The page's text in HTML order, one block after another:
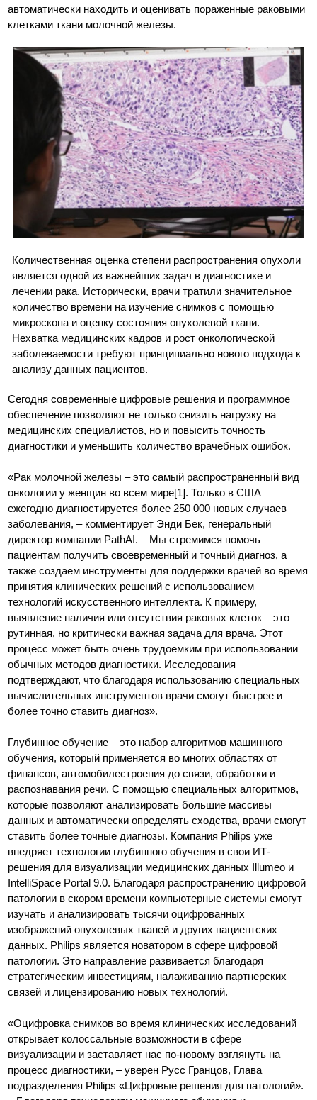
автоматически находить и оценивать пораженные раковыми
клетками ткани молочной железы.
Количественная оценка степени распространения опухоли
является одной из важнейших задач в диагностике и
лечении рака. Исторически, врачи тратили значительное
количество времени на изучение снимков с помощью
микроскопа и оценку состояния опухолевой ткани.
Нехватка медицинских кадров и рост онкологической
заболеваемости требуют принципиально нового подхода к
анализу данных пациентов.
Сегодня современные цифровые решения и программное
обеспечение позволяют не только снизить нагрузку на
медицинских специалистов, но и повысить точность
диагностики и уменьшить количество врачебных ошибок.
«Рак молочной железы – это самый распространенный вид
онкологии у женщин во всем мире[1]. Только в США
ежегодно диагностируется более 250 000 новых случаев
заболевания, – комментирует Энди Бек, генеральный
директор компании PathAI. – Мы стремимся помочь
пациентам получить своевременный и точный диагноз, а
также создаем инструменты для поддержки врачей во время
принятия клинических решений с использованием
технологий искусственного интеллекта. К примеру,
выявление наличия или отсутствия раковых клеток – это
рутинная, но критически важная задача для врача. Этот
процесс может быть очень трудоемким при использовании
обычных методов диагностики. Исследования
подтверждают, что благодаря использованию специальных
вычислительных инструментов врачи смогут быстрее и
более точно ставить диагноз».
Глубинное обучение – это набор алгоритмов машинного
обучения, который применяется во многих областях от
финансов, автомобилестроения до связи, обработки и
распознавания речи. С помощью специальных алгоритмов,
которые позволяют анализировать большие массивы
данных и автоматически определять сходства, врачи смогут
ставить более точные диагнозы. Компания Philips уже
внедряет технологии глубинного обучения в свои ИТ-
решения для визуализации медицинских данных Illumeo и
IntelliSpace Portal 9.0. Благодаря распространению цифровой
патологии в скором времени компьютерные системы смогут
изучать и анализировать тысячи оцифрованных
изображений опухолевых тканей и других пациентских
данных. Philips является новатором в сфере цифровой
патологии. Это направление развивается благодаря
стратегическим инвестициям, налаживанию партнерских
связей и лицензированию новых технологий.
«Оцифровка снимков во время клинических исследований
открывает колоссальные возможности в сфере
визуализации и заставляет нас по-новому взглянуть на
процесс диагностики, – уверен Русс Гранцов, Глава
подразделения Philips «Цифровые решения для патологий».